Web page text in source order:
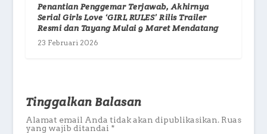
Penantian Penggemar Terjawab, Akhirnya
Serial Girls Love ‘GIRL RULES’ Rilis Trailer
Resmi dan Tayang Mulai 9 Maret Mendatang
23 Februari 2026
Tinggalkan Balasan
Alamat email Anda tidak akan dipublikasikan. Ruas
yang wajib ditandai *